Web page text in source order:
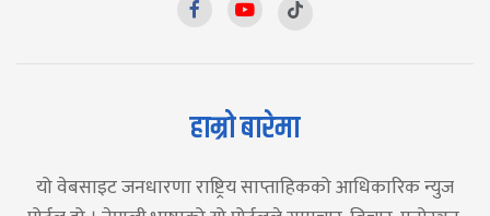
हाम्रो बारेमा
यो वेबसाइट जनधारणा राष्ट्रिय साप्ताहिकको आधिकारिक न्युज